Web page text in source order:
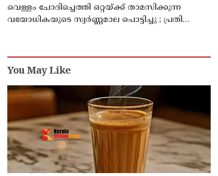
വെള്ളം ചോദിച്ചെത്തി ഒറ്റയ്ക്ക് താമസിക്കുന്ന
വയോധികയുടെ സ്വർണ്ണമാല പൊട്ടിച്ചു ; പ്രതി
You May Like